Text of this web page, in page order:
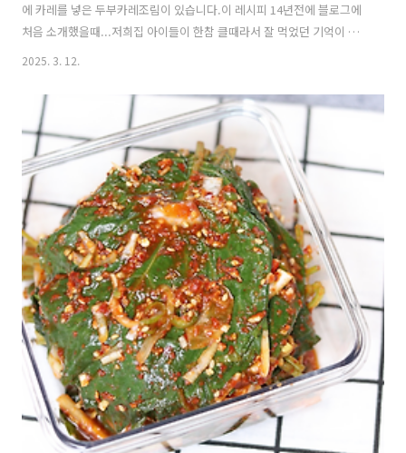
에 카레를 넣은 두부카레조림이 있습니다.이 레시피 14년전에 블로그에
처음 소개했을때...저희집 아이들이 한참 클때라서 잘 먹었던 기억이 있
습니다.이 레시피 많은분들이 두부 싫어하는 아이들도 잘 먹었다고 극찬
른 반찬 할까 고민하다가...제 예전 기억을 되찾아 만들어 봤습니다!!!이
젠 남편이 더 잘 먹더라고요(사실...큰아이는 늦게 귀가하고..작은 아들
녀석은 군대갔습니다)반찬을 만들어도 남편이랑 저만 먹게 됩니다.두부
카레조림 아이들에게 훌륭한 밑반찬입니다. 아이들 반찬으로 추천합니
다!!! https://youtu.be/enIleHq7QxI?si=gxTT09RdpCdBt..
2025. 3. 12.